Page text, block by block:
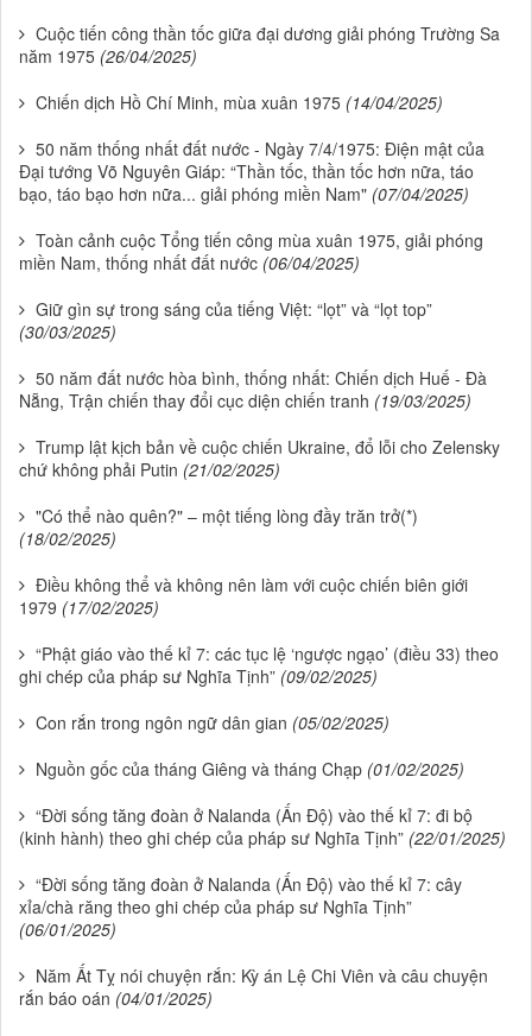
Cuộc tiến công thần tốc giữa đại dương giải phóng Trường Sa
năm 1975 (26/04/2025)
Chiến dịch Hồ Chí Minh, mùa xuân 1975 (14/04/2025)
50 năm thống nhất đất nước - Ngày 7/4/1975: Điện mật của
Đại tướng Võ Nguyên Giáp: “Thần tốc, thần tốc hơn nữa, táo
bạo, táo bạo hơn nữa... giải phóng miền Nam" (07/04/2025)
Toàn cảnh cuộc Tổng tiến công mùa xuân 1975, giải phóng
miền Nam, thống nhất đất nước (06/04/2025)
Giữ gìn sự trong sáng của tiếng Việt: “lọt” và “lọt top”
(30/03/2025)
50 năm đất nước hòa bình, thống nhất: Chiến dịch Huế - Đà
Nẵng, Trận chiến thay đổi cục diện chiến tranh (19/03/2025)
Trump lật kịch bản về cuộc chiến Ukraine, đổ lỗi cho Zelensky
chứ không phải Putin (21/02/2025)
"Có thể nào quên?" – một tiếng lòng đầy trăn trở(*)
(18/02/2025)
Điều không thể và không nên làm với cuộc chiến biên giới
1979 (17/02/2025)
“Phật giáo vào thế kỉ 7: các tục lệ ‘ngược ngạo’ (điều 33) theo
ghi chép của pháp sư Nghĩa Tịnh” (09/02/2025)
Con rắn trong ngôn ngữ dân gian (05/02/2025)
Nguồn gốc của tháng Giêng và tháng Chạp (01/02/2025)
“Đời sống tăng đoàn ở Nalanda (Ấn Độ) vào thế kỉ 7: đi bộ
(kinh hành) theo ghi chép của pháp sư Nghĩa Tịnh” (22/01/2025)
“Đời sống tăng đoàn ở Nalanda (Ấn Độ) vào thế kỉ 7: cây
xỉa/chà răng theo ghi chép của pháp sư Nghĩa Tịnh”
(06/01/2025)
Năm Ất Tỵ nói chuyện rắn: Kỳ án Lệ Chi Viên và câu chuyện
rắn báo oán (04/01/2025)